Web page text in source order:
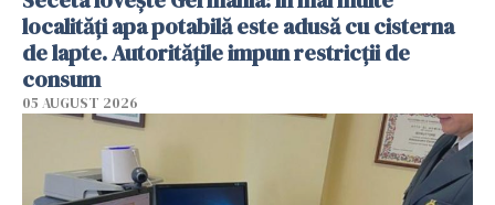
localități apa potabilă este adusă cu cisterna
de lapte. Autoritățile impun restricții de
consum
05 AUGUST 2026